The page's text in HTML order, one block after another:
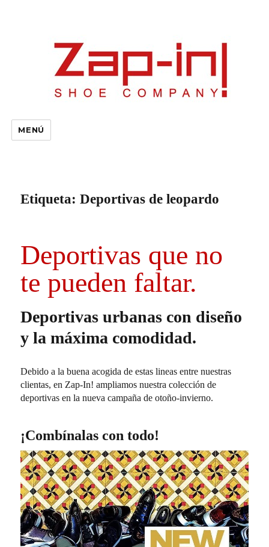
MENÚ
Etiqueta:Deportivas de leopardo
Deportivas que no
te pueden faltar.
Deportivas urbanas con diseño
y la máxima comodidad.
Debido a la buena acogida de estas lineas entre nuestras
clientas, en Zap-In! ampliamos nuestra colección de
deportivas en la nueva campaña de otoño-invierno.
¡Combínalas con todo!